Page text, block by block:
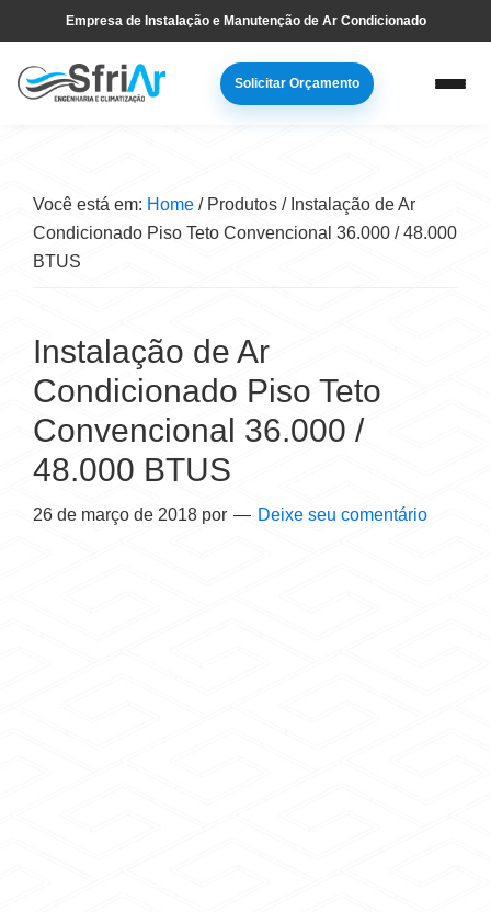
para
navegação
to
main
Empresa de Instalação e Manutenção de Ar Condicionado
Solicitar Orçamento
Você está em: Home /Produtos /Instalação de Ar
Condicionado Piso Teto Convencional 36.000 / 48.000
BTUS
Instalação de Ar
Condicionado Piso Teto
Convencional 36.000 /
48.000 BTUS
26 de março de 2018 por Deixe seu comentário